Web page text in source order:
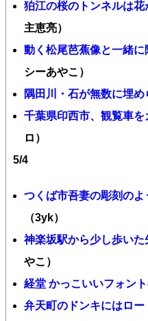
狛江の桜のトンネルは
主恵亮）
動く松尾芭蕉像と一緒
シーあやこ）
隅田川・石が無数に埋
千葉県印西市、観覧車
ロ）
5/4
つくば市吾妻の彫刻のよ
（3yk）
神楽坂駅から少し歩い
やこ）
経堂 かっこいいフォン
弁天町のドンキにはロ